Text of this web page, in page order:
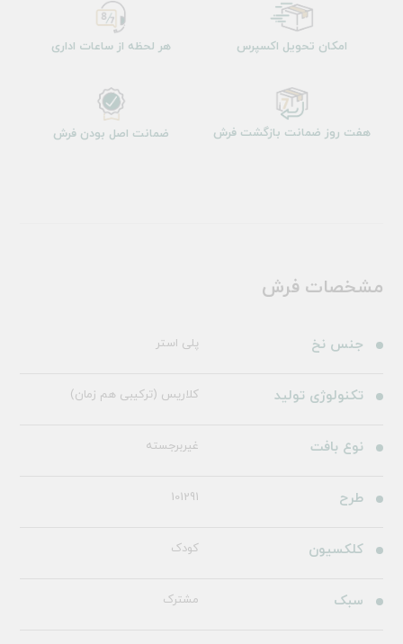
امکان تحویل اکسپرس هر لحظه از ساعات اداری
هفت روز ضمانت بازگشت فرش ضمانت اصل بودن فرش
مشخصات فرش
جنس نخ پلی استر
تکنولوژی تولید کلاریس (ترکیبی هم زمان)
نوع بافت غیربرجسته
طرح 101291
کلکسیون کودک
سبک مشترک